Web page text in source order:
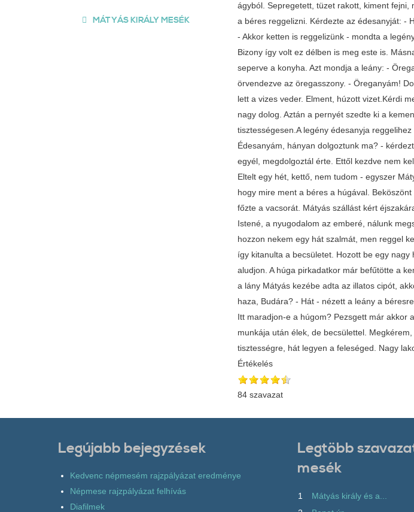
ágyból. Sepregetett, tüzet rakott, kiment
a béres reggelizni. Kérdezte az édesanyját: -
- Akkor ketten is reggelizünk - mondta a
Bizony így volt ez délben is meg este is.
seperve a konyha. Azt mondja a leány: -
örvendezve az öregasszony. - Öreganyám!
lett a vizes veder. Elment, húzott vizet.Kérdi
nagy dolog. Aztán a pernyét szedte ki a
tisztességesen.A legény édesanyja
Édesanyám, hányan dolgoztunk ma? -
egyél, megdolgoztál érte. Ettől kezdve nem
Eltelt egy hét, kettő, nem tudom - egyszer
hogy mire ment a béres a húgával.
főzte a vacsorát. Mátyás szállást kért
Istené, a nyugodalom az emberé, nálunk
hozzon nekem egy hát szalmát, men reggel
így kitanulta a becsületet. Hozott be egy
aludjon. A húga pirkadatkor már befűtötte a
a lány Mátyás kezébe adta az illatos cipót,
haza, Budára? - Hát - nézett a leány a
Itt maradjon-e a húgom? Pezsgett már akkor
munkája után élek, de becsülettel.
tisztességre, hát legyen a feleséged. Nagy
Értékelés
84 szavazat
MÁTYÁS KIRÁLY MESÉK
Legújabb bejegyzések
Kedvenc népmesém rajzpályázat eredménye
Népmese rajzpályázat felhívás
Diafilmek
Legtöbb
mesék
1
Mátyás király és a...